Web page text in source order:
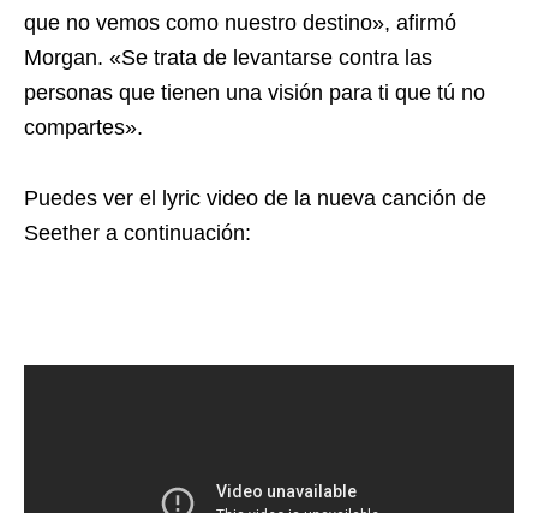
que no vemos como nuestro destino», afirmó
Morgan. «Se trata de levantarse contra las
personas que tienen una visión para ti que tú no
compartes».
Puedes ver el lyric video de la nueva canción de
Seether a continuación: